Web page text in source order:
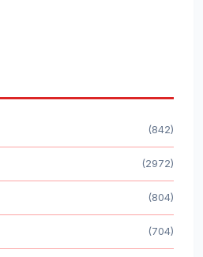
(842)
(2972)
(804)
(704)